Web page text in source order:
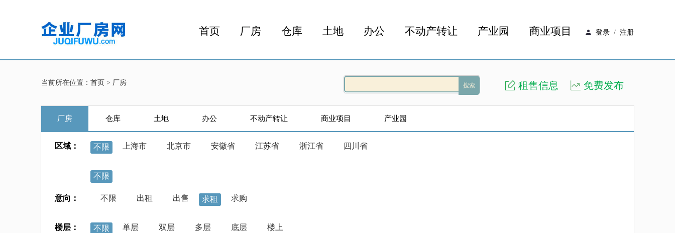
首页 厂房 仓库 土地 办公 不动产转让 产业园 商业项目 登录 / 注册
当前所在位置： 首页 > 厂房 租售信息 免费发布
搜索
厂房 仓库 土地 办公 不动产转让 商业项目 产业园
区域： 不限 上海市 北京市 安徽省 江苏省 浙江省 四川省
不限
意向： 不限 出租 出售 求租 求购
楼层： 不限 单层 双层 多层 底层 楼上